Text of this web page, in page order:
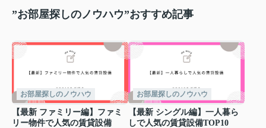
”お部屋探しのノウハウ”おすすめ記事
お部屋探しのノウハウ
【最新 ファミリー編】ファミ
リー物件で人気の賃貸設備
お部屋探しのノウハウ
【最新 シングル編】一人暮ら
しで人気の賃貸設備TOP10